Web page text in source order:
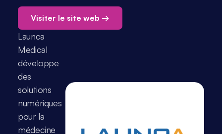
Visiter le site web →
Launca
Medical
développe
des
solutions
numériques
pour la
médecine